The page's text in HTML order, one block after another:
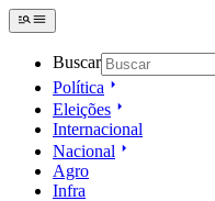
Buscar
Política
Eleições
Internacional
Nacional
Agro
Infra